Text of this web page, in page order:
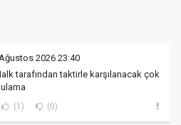
2026 23:40
tarafından taktirle karşılanacak çok
(1) (0)